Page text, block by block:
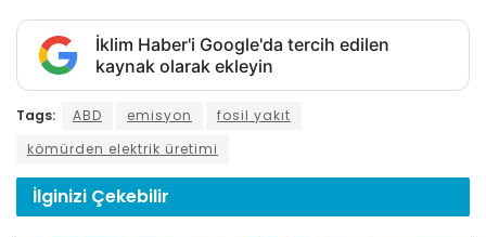
İklim Haber'i Google'da tercih edilen
kaynak olarak ekleyin
Tags: ABD emisyon
fosil yakıt
kömürden elektrik üretimi
İlginizi Çekebilir